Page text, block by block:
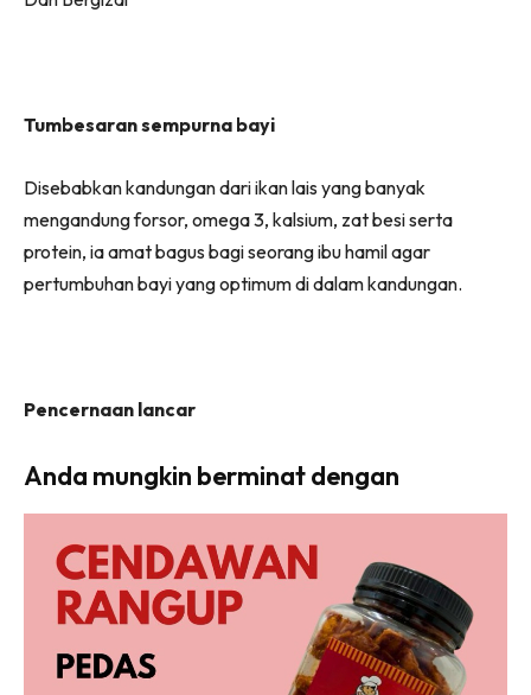
Tumbesaran sempurna bayi
Disebabkan kandungan dari ikan lais yang banyak
mengandung forsor, omega 3, kalsium, zat besi serta
protein, ia amat bagus bagi seorang ibu hamil agar
pertumbuhan bayi yang optimum di dalam kandungan.
Pencernaan lancar
Anda mungkin berminat dengan